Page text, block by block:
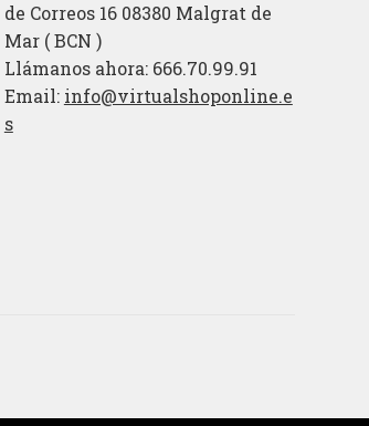
de Correos 16 08380 Malgrat de
Mar ( BCN )
Llámanos ahora: 666.70.99.91
Email: info@virtualshoponline.e
s